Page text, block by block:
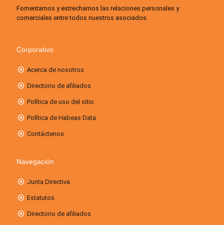
Fomentamos y estrechamos las relaciones personales y
comerciales entre todos nuestros asociados.
Corporativo
Acerca de nosotros
Directorio de afiliados
Política de uso del sitio
Política de Habeas Data
Contáctenos
Navegación
Junta Directiva
Estatutos
Directorio de afiliados